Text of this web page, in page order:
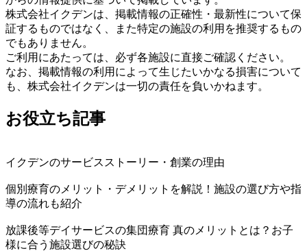
株式会社イクデンは、掲載情報の正確性・最新性について保
証するものではなく、また特定の施設の利用を推奨するもの
でもありません。
ご利用にあたっては、必ず各施設に直接ご確認ください。
なお、掲載情報の利用によって生じたいかなる損害について
も、株式会社イクデンは一切の責任を負いかねます。
お役立ち記事
イクデンのサービスストーリー・創業の理由
個別療育のメリット・デメリットを解説！施設の選び方や指
導の流れも紹介
放課後等デイサービスの集団療育 真のメリットとは？お子
様に合う施設選びの秘訣